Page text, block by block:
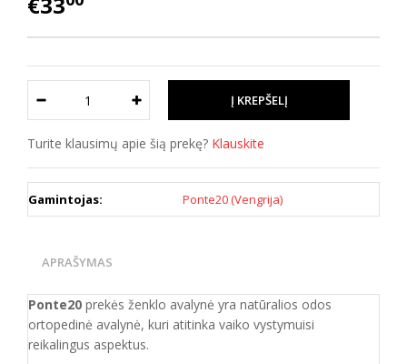
Turite klausimų apie šią prekę? Klauskite
Gamintojas: Ponte20 (Vengrija)
APRAŠYMAS
Ponte20 prekės ženklo avalynė yra natūralios odos
ortopedinė avalynė, kuri atitinka vaiko vystymuisi
reikalingus aspektus.